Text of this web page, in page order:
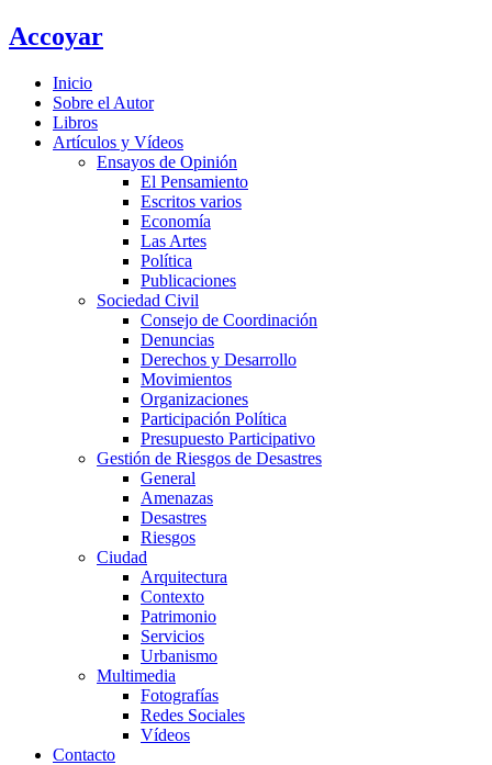
Ir
al
Accoyar
Inicio
Sobre el Autor
Libros
Artículos y Vídeos
Ensayos de Opinión
El Pensamiento
Escritos varios
Economía
Las Artes
Política
Publicaciones
Sociedad Civil
Consejo de Coordinación
Denuncias
Derechos y Desarrollo
Movimientos
Organizaciones
Participación Política
Presupuesto Participativo
Gestión de Riesgos de Desastres
General
Amenazas
Desastres
Riesgos
Ciudad
Arquitectura
Contexto
Patrimonio
Servicios
Urbanismo
Multimedia
Fotografías
Redes Sociales
Vídeos
Contacto